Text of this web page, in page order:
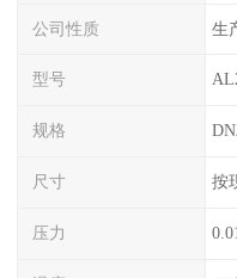
公司性质 生
型号
规格
尺寸 按
压力